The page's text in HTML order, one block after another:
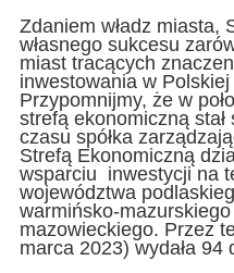
Zdaniem władz miasta,
własnego sukcesu
miast tracących
inwestowania w
Przypomnijmy, że w
strefą ekonomiczną stał
czasu spółka
Strefą Ekonomiczną
wsparciu inwestycji na
województwa
warmińsko-
mazowieckiego. Przez
marca 2023) wydała 94